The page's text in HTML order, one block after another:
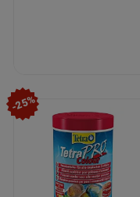
-25%